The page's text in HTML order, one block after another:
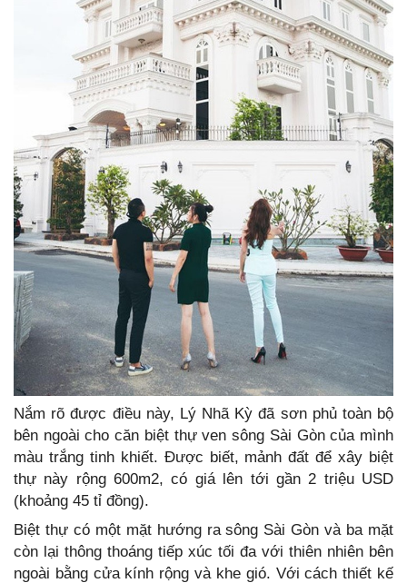
Nắm rõ được điều này, Lý Nhã Kỳ đã sơn phủ toàn bộ
bên ngoài cho căn biệt thự ven sông Sài Gòn của mình
màu trắng tinh khiết. Được biết, mảnh đất để xây biệt
thự này rộng 600m2, có giá lên tới gần 2 triệu USD
(khoảng 45 tỉ đồng).
Biệt thự có một mặt hướng ra sông Sài Gòn và ba mặt
còn lại thông thoáng tiếp xúc tối đa với thiên nhiên bên
ngoài bằng cửa kính rộng và khe gió. Với cách thiết kế